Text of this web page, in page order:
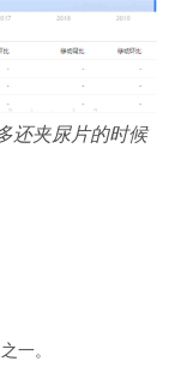
还夹尿片的时候
一。